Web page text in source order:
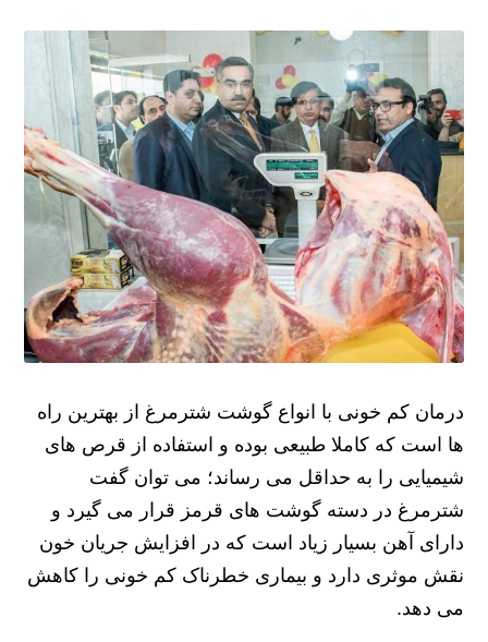
درمان کم خونی با انواع گوشت شترمرغ از بهترین راه
ها است که کاملا طبیعی بوده و استفاده از قرص های
شیمیایی را به حداقل می رساند؛ می توان گفت
شترمرغ در دسته گوشت های قرمز قرار می گیرد و
دارای آهن بسیار زیاد است که در افزایش جریان خون
نقش موثری دارد و بیماری خطرناک کم خونی را کاهش
می دهد.